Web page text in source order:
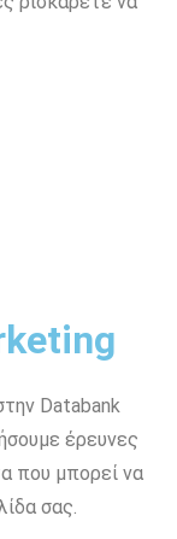
Databank
έρευνες
που μπορεί να
σας.